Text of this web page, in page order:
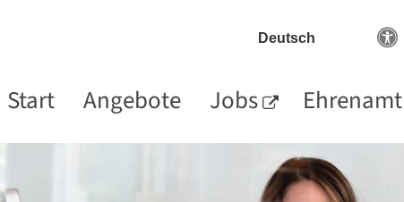
Start Angebote Jobs Ehrenamt